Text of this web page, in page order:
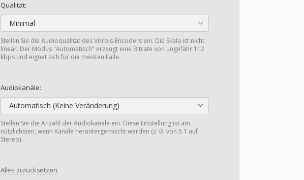
Qualität:
Minimal
Stellen Sie die Audioqualität des Vorbis-Encoders ein. Die Skala ist nicht
linear. Der Modus "Automatisch" erzeugt eine Bitrate von ungefähr 112
kbps und eignet sich für die meisten Fälle.
Audiokanäle:
Automatisch (Keine Veränderung)
Stellen Sie die Anzahl der Audiokanäle ein. Diese Einstellung ist am
nützlichsten, wenn Kanäle heruntergemischt werden (z. B. von 5.1 auf
Stereo).
Alles zurücksetzen